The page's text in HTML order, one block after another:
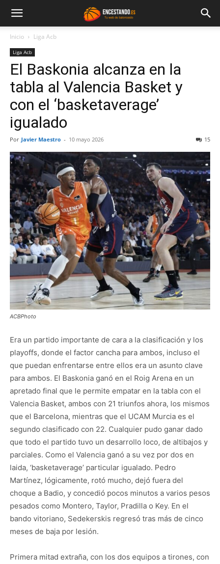
Inicio Liga Acb
Liga Acb
El Baskonia alcanza en la
tabla al Valencia Basket y
con el ‘basketaverage’
igualado
Por Javier Maestro - 10 mayo 2026 15
ACBPhoto
Era un partido importante de cara a la clasificación y los
playoffs, donde el factor cancha para ambos, incluso el
que puedan enfrentarse entre ellos era un asunto clave
para ambos. El Baskonia ganó en el Roig Arena en un
apretado final que le permite empatar en la tabla con el
Valencia Basket, ambos con 21 triunfos ahora, los mismos
que el Barcelona, mientras que el UCAM Murcia es el
segundo clasificado con 22. Cualquier pudo ganar dado
que todo el partido tuvo un desarrollo loco, de altibajos y
parciales. Como el Valencia ganó a su vez por dos en
laida, ‘basketaverage’ particular igualado. Pedro
Martínez, lógicamente, rotó mucho, dejó fuera del
choque a Badio, y concedió pocos minutos a varios pesos
pesados como Montero, Taylor, Pradilla o Key. En el
bando vitoriano, Sedekerskis regresó tras más de cinco
meses de baja por lesión.
Primera mitad extraña, con los dos equipos a tirones, con